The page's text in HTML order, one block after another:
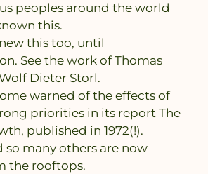
peoples around the world
this.
this too, until
See the work of Thomas
Dieter Storl.
warned of the effects of
priorities in its report The
published in 1972(!).
so many others are now
the rooftops.